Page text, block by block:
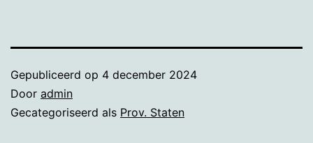
Gepubliceerd op 4 december 2024
Door admin
Gecategoriseerd als Prov. Staten